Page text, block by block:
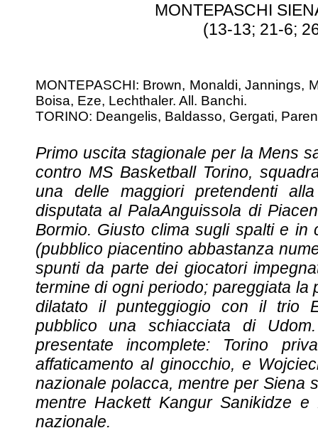
MONTEPASCHI
(13-13; 21-6;
MONTEPASCHI: Brown, Monaldi, Jannings,
Boisa, Eze, Lechthaler. All. Banchi.
TORINO: Deangelis, Baldasso, Gergati,
Primo uscita stagionale per la Mens
contro MS Basketball Torino,
una delle maggiori pretendenti
disputata al PalaAnguissola di
Bormio. Giusto clima sugli spalti e in
(pubblico piacentino abbastanza
spunti da parte dei giocatori
termine di ogni periodo; pareggiata
dilatato il punteggiogio con il trio
pubblico una schiacciata di
presentate incomplete: Torino
affaticamento al ginocchio, e
nazionale polacca, mentre per Siena
mentre Hackett Kangur Sanikidze
nazionale.